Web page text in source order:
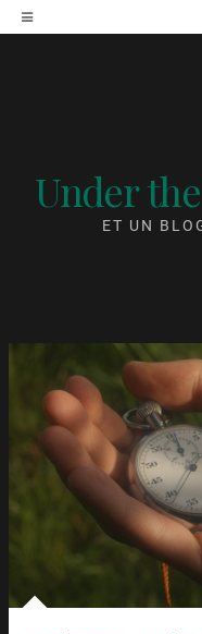
Accéder
au
Under
ET UN